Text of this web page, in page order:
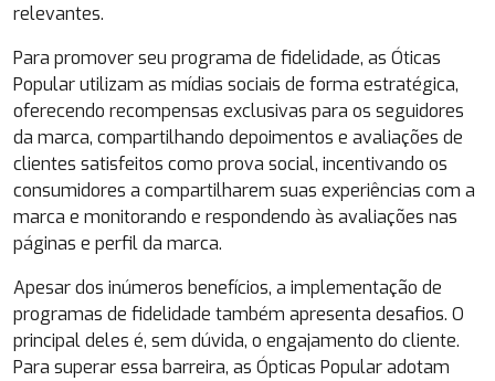
relevantes.
Para promover seu programa de fidelidade, as Óticas
Popular utilizam as mídias sociais de forma estratégica,
oferecendo recompensas exclusivas para os seguidores
da marca, compartilhando depoimentos e avaliações de
clientes satisfeitos como prova social, incentivando os
consumidores a compartilharem suas experiências com a
marca e monitorando e respondendo às avaliações nas
páginas e perfil da marca.
Apesar dos inúmeros benefícios, a implementação de
programas de fidelidade também apresenta desafios. O
principal deles é, sem dúvida, o engajamento do cliente.
Para superar essa barreira, as Ópticas Popular adotam